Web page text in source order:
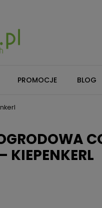
PROMOCJE BLOG
KIEPENKERL